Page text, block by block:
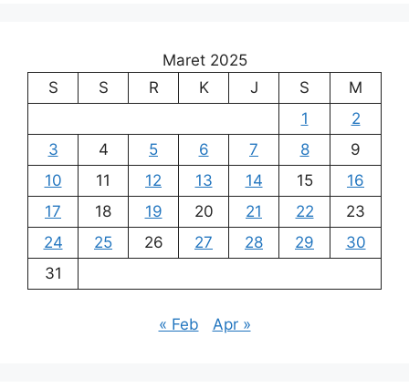
Maret 2025
S
S R K J S
M
1
2
3
4 5 6 7 8
9
10
11 12 13 14 15
16
17
18 19 20 21 22
23
24
25 26 27 28 29
30
31
« Feb Apr »